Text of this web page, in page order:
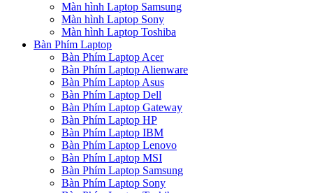
Màn hình Laptop Samsung
Màn hình Laptop Sony
Màn hình Laptop Toshiba
Bàn Phím Laptop
Bàn Phím Laptop Acer
Bàn Phím Laptop Alienware
Bàn Phím Laptop Asus
Bàn Phím Laptop Dell
Bàn Phím Laptop Gateway
Bàn Phím Laptop HP
Bàn Phím Laptop IBM
Bàn Phím Laptop Lenovo
Bàn Phím Laptop MSI
Bàn Phím Laptop Samsung
Bàn Phím Laptop Sony